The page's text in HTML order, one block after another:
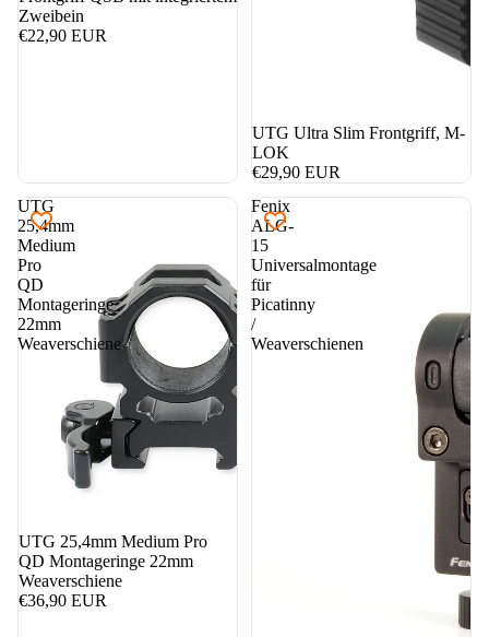
Zweibein
€22,90 EUR
UTG Ultra Slim Frontgriff, M-
LOK
€29,90 EUR
UTG
25,4mm
Medium
Pro
QD
Montageringe
22mm
Weaverschiene
UTG 25,4mm Medium Pro
QD Montageringe 22mm
Weaverschiene
€36,90 EUR
Fenix
ALG-
15
Universalmontage
für
Picatinny
/
Weaverschienen